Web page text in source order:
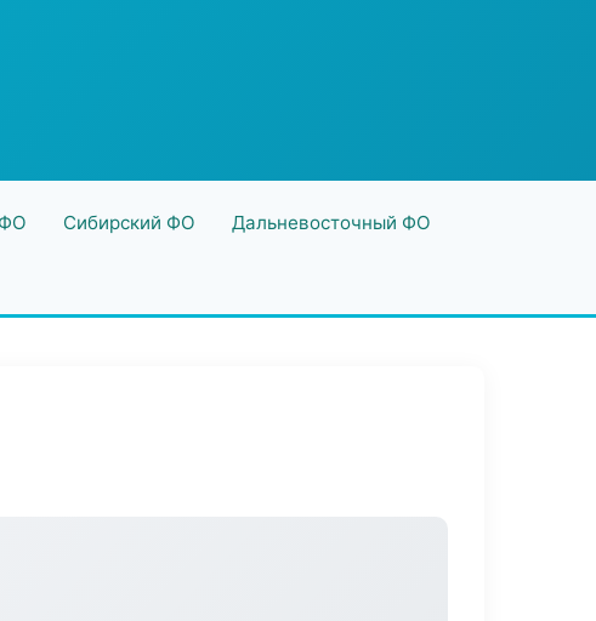
Сибирский ФО Дальневосточный ФО